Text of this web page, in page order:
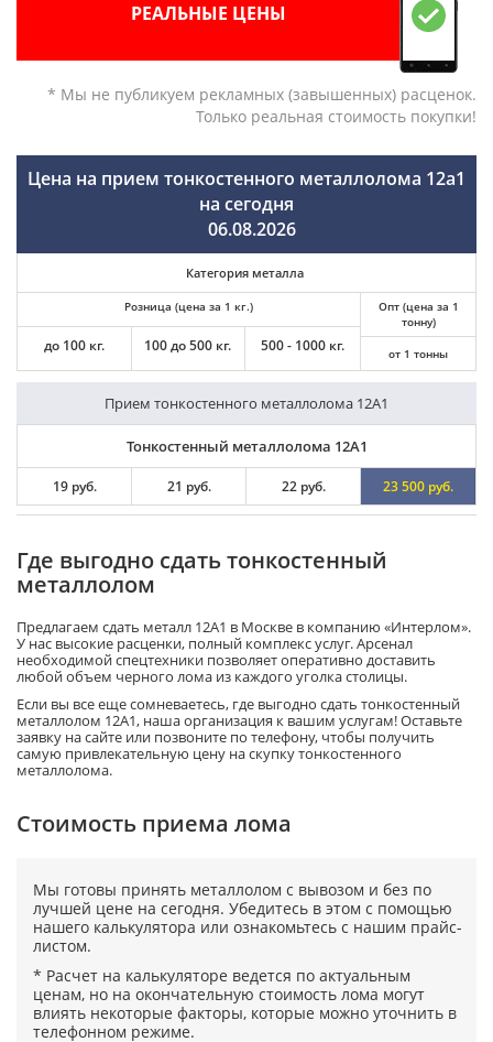
РЕАЛЬНЫЕ ЦЕНЫ
* Мы не публикуем рекламных (завышенных) расценок.
Только реальная стоимость покупки!
Цена на прием тонкостенного металлолома 12а1
на сегодня
06.08.2026
Категория металла
Розница (цена за 1 кг.)
до 100 кг. 100 до 500 кг. 500 - 1000 кг.
Опт (цена за 1
тонну)
от 1 тонны
Прием тонкостенного металлолома 12А1
Тонкостенный металлолома 12А1
19 руб. 21 руб. 22 руб. 23 500 руб.
Где выгодно сдать тонкостенный
металлолом
Предлагаем сдать металл 12А1 в Москве в компанию «Интерлом».
У нас высокие расценки, полный комплекс услуг. Арсенал
необходимой спецтехники позволяет оперативно доставить
любой объем черного лома из каждого уголка столицы.
Если вы все еще сомневаетесь, где выгодно сдать тонкостенный
металлолом 12А1, наша организация к вашим услугам! Оставьте
заявку на сайте или позвоните по телефону, чтобы получить
самую привлекательную цену на скупку тонкостенного
металлолома.
Cтоимость приема лома
Мы готовы принять металлолом с вывозом и без по
лучшей цене на сегодня. Убедитесь в этом с помощью
нашего калькулятора или ознакомьтесь с нашим прайс-
листом.
* Расчет на калькуляторе ведется по актуальным
ценам, но на окончательную стоимость лома могут
влиять некоторые факторы, которые можно уточнить в
телефонном режиме.